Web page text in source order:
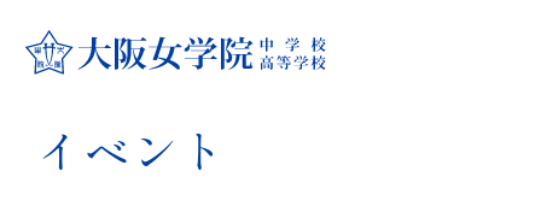
学校紹介
学校紹介
大阪女学院の学び
イベント